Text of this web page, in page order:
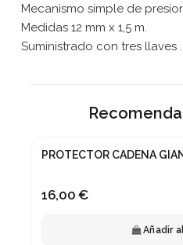
Mecanismo simple de
Medidas 12 mm x 1,5 m.
Suministrado con tres llaves .
PROTECTOR CADENA
16,00 €
Añadir